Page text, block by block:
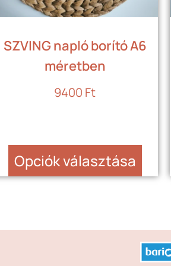
SZVING napló borító A6
méretben
9400 Ft
Opciók választása